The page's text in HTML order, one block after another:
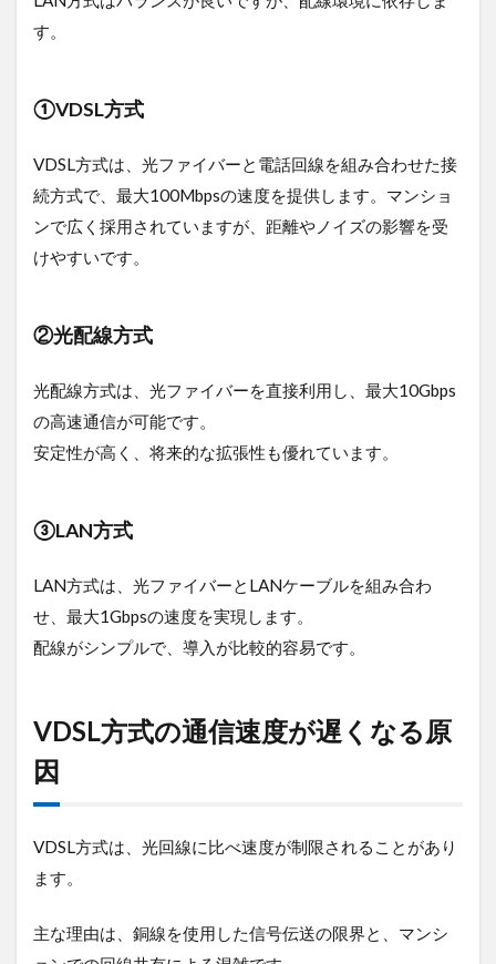
4
人向
け】
Wi-
Fiの
工事
費用
関す
4.1
工事
の日
分割
対応
無
4.3
によ
る制
期間
4.5
す。
①VDSL方式
VDSL方式は、光ファイバーと電話回線を組み合わせた接
続方式で、最大100Mbpsの速度を提供します。マンショ
ンで広く採用されていますが、距離やノイズの影響を受
けやすいです。
②光配線方式
光配線方式は、光ファイバーを直接利用し、最大10Gbps
の高速通信が可能です。
安定性が高く、将来的な拡張性も優れています。
③LAN方式
LAN方式は、光ファイバーとLANケーブルを組み合わ
せ、最大1Gbpsの速度を実現します。
配線がシンプルで、導入が比較的容易です。
VDSL方式の通信速度が遅くなる原
因
VDSL方式は、光回線に比べ速度が制限されることがあり
ます。
主な理由は、銅線を使用した信号伝送の限界と、マンシ